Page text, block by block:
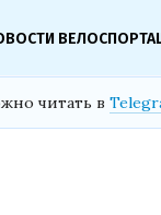
ВЕЛОСПОРТА
читать в